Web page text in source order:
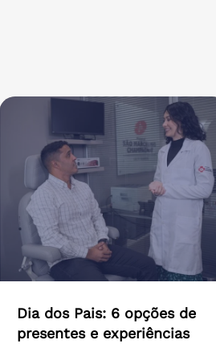
Dia dos Pais: 6 opções de
presentes e experiências